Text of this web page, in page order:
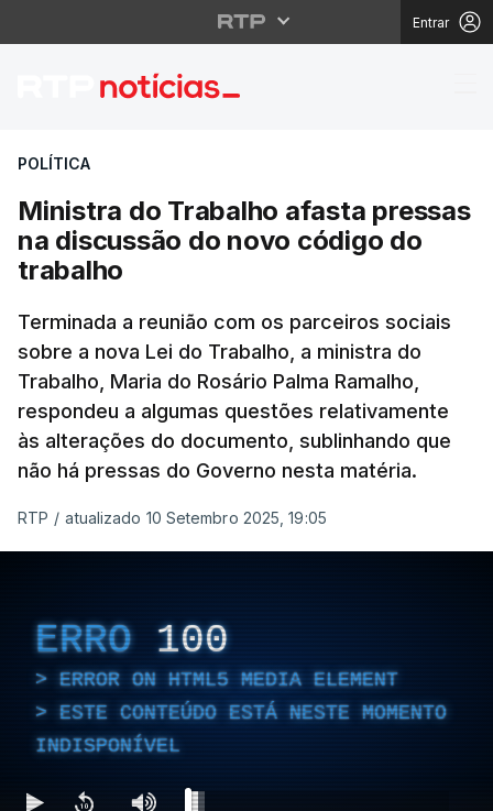
Entrar
Ministra do Trabalho
POLÍTICA
Ministra do Trabalho afasta pressas
na discussão do novo código do
trabalho
Terminada a reunião com os parceiros sociais
sobre a nova Lei do Trabalho, a ministra do
Trabalho, Maria do Rosário Palma Ramalho,
respondeu a algumas questões relativamente
às alterações do documento, sublinhando que
não há pressas do Governo nesta matéria.
RTP / atualizado 10 Setembro 2025, 19:05
ERRO 100
ERROR ON HTML5 MEDIA ELEMENT
ESTE CONTEÚDO ESTÁ NESTE MOMENTO
INDISPONÍVEL